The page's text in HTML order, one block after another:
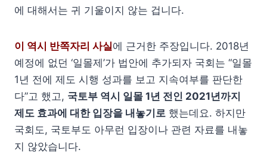
에 대해서는 귀 기울이지 않는 겁니다.
이 역시 반쪽자리 사실에 근거한 주장입니다. 2018년
예정에 없던 ‘일몰제’가 법안에 추가되자 국회는 “일몰
1년 전에 제도 시행 성과를 보고 지속여부를 판단한
다”고 했고, 국토부 역시 일몰 1년 전인 2021년까지
제도 효과에 대한 입장을 내놓기로 했는데요. 하지만
국회도, 국토부도 아무런 입장이나 관련 자료를 내놓
지 않았습니다.